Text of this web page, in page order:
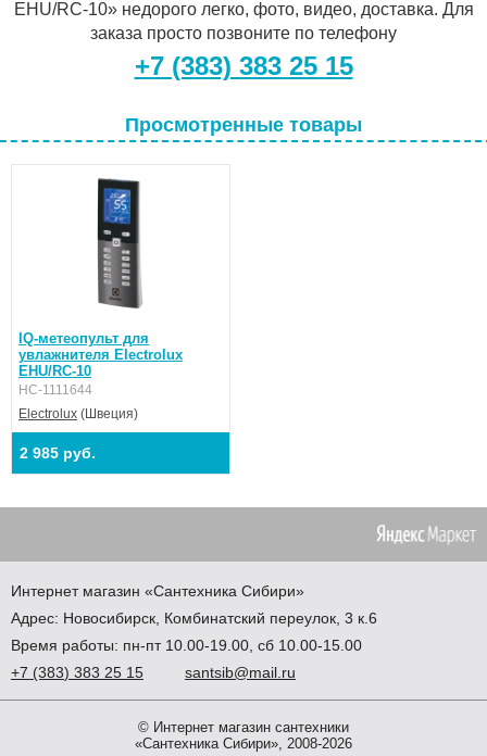
EHU/RC-10» недорого легко, фото, видео, доставка. Для
заказа просто позвоните по телефону
+7 (383) 383 25 15
Просмотренные товары
IQ-метеопульт для
увлажнителя Electrolux
EHU/RC-10
НС-1111644
Electrolux (Швеция)
2 985 руб.
Интернет магазин «Сантехника Сибири»
Адрес: Новосибирск Комбинатский переулок, 3 к.6
Время работы: пн-пт 10.00-19.00, сб 10.00-15.00
+7 (383) 383 25 15 santsib@mail.ru
© Интернет магазин сантехники
«Сантехника Сибири», 2008-2026